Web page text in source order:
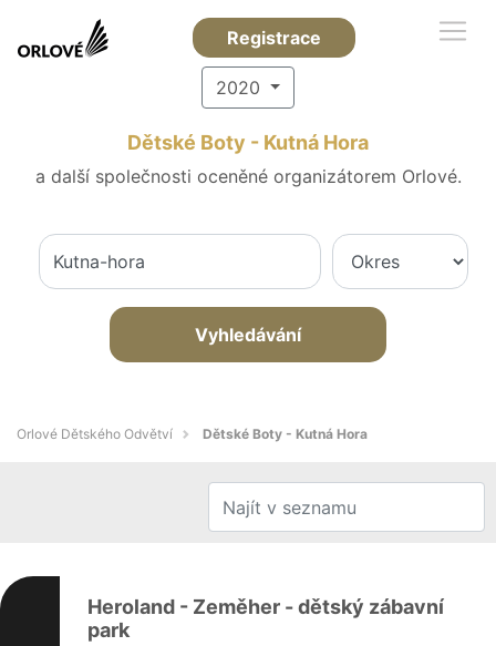
Registrace
2020
Dětské Boty - Kutná Hora
a další společnosti oceněné organizátorem Orlové.
Vyhledávání
Orlové Dětského Odvětví Dětské Boty - Kutná Hora
Heroland - Zeměher - dětský zábavní
park